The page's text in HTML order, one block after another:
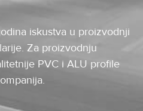
iskustva u proizvodnji
Za proizvodnju
PVC i ALU profile